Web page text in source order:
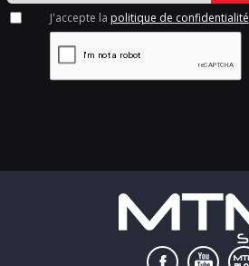
J'accepte la politique de confidentialité